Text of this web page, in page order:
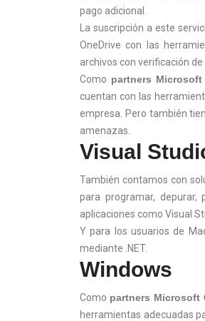
pago adicional.
La suscripción a este
OneDrive con las
archivos con verificación
Como partners
cuentan con las
empresa. Pero también
amenazas.
Visual
También contamos con
para programar, depurar,
aplicaciones como Visual
Y para los usuarios de
mediante .NET.
Windows
Como partners Microsoft
herramientas adecuadas